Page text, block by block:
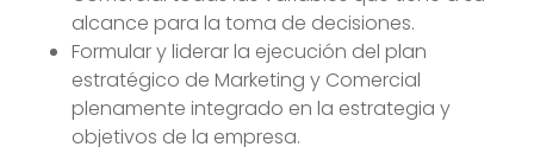
alcance para la toma de decisiones.
Formular y liderar la ejecución del plan
estratégico de Marketing y Comercial
plenamente integrado en la estrategia y
objetivos de la empresa.